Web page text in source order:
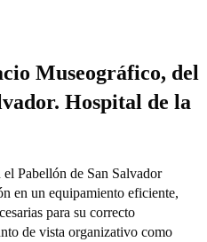
Museográfico, del
Hospital de la
Pabellón de San Salvador
en un equipamiento eficiente,
para su correcto
de vista organizativo como